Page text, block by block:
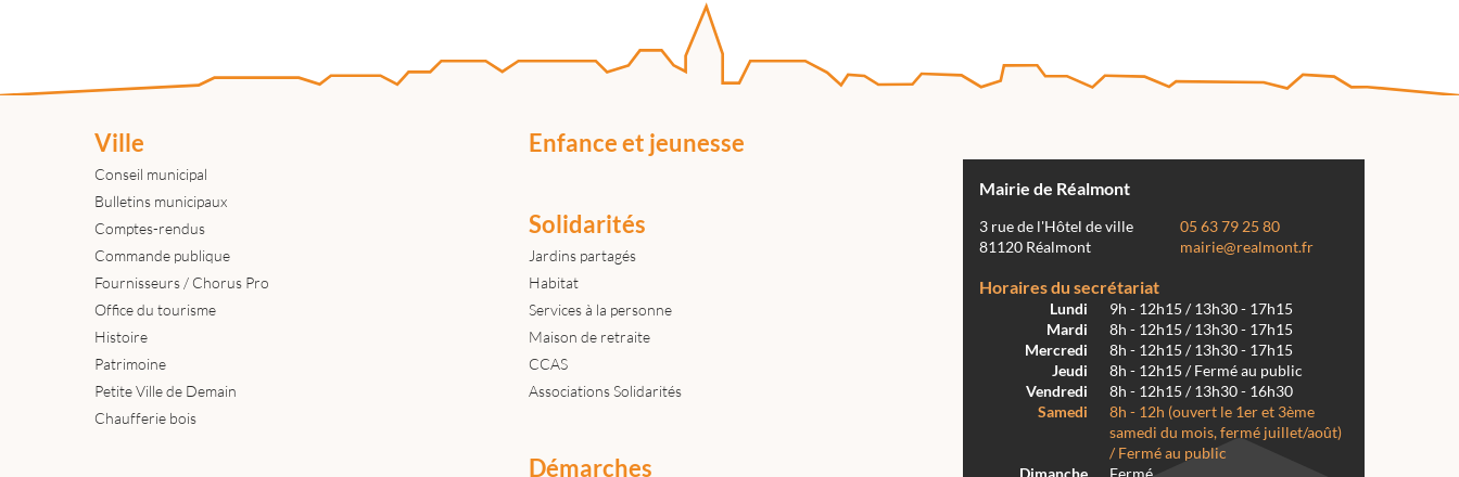
Ville
Conseil municipal
Bulletins municipaux
Comptes-rendus
Commande publique
Fournisseurs / Chorus Pro
Office du tourisme
Histoire
Patrimoine
Petite Ville de Demain
Chaufferie bois
Enfance et jeunesse
Solidarités
Jardins partagés
Habitat
Services à la personne
Maison de retraite
CCAS
Associations Solidarités
Démarches
Mairie de Réalmont
3 rue de l'Hôtel de ville
81120 Réalmont
05 63 79 25 80
mairie@realmont.fr
Horaires du secrétariat
Lundi
9h - 12h15 / 13h30 - 17h15
Mardi
8h - 12h15 / 13h30 - 17h15
Mercredi
8h - 12h15 / 13h30 - 17h15
Jeudi
8h - 12h15 / Fermé au public
Vendredi
8h - 12h15 / 13h30 - 16h30
Samedi
8h - 12h (ouvert le 1er et 3ème
samedi du mois, fermé juillet/août)
/ Fermé au public
Dimanche
Fermé